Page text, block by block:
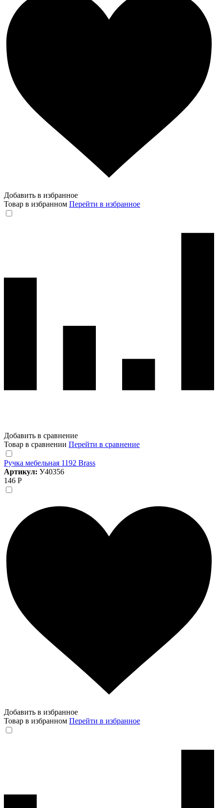
Добавить в избранное
Товар в избранном Перейти в избранное
Добавить в сравнение
Товар в сравнении Перейти в сравнение
Ручка мебельная 1192 Brass
Артикул: У40356
146 Р
Добавить в избранное
Товар в избранном Перейти в избранное